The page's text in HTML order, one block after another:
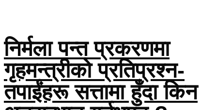
निर्मला पन्त प्रकरणमा
गृहमन्त्रीको प्रतिप्रश्न-
तपाईंहरू सत्तामा हुँदा किन